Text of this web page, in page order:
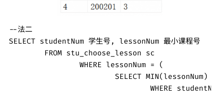
--法二
SELECT studentNum 学生号, lessonNum 最小课程号
WHERE